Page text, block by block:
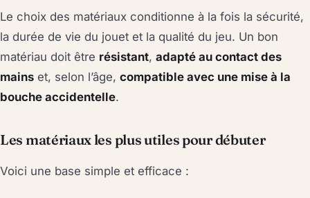
Le choix des matériaux conditionne à la fois la sécurité,
la durée de vie du jouet et la qualité du jeu. Un bon
matériau doit être résistant, adapté au contact des
mains et, selon l’âge, compatible avec une mise à la
bouche accidentelle.
Les matériaux les plus utiles pour débuter
Voici une base simple et efficace :